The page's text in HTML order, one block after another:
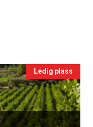
Ledig plass